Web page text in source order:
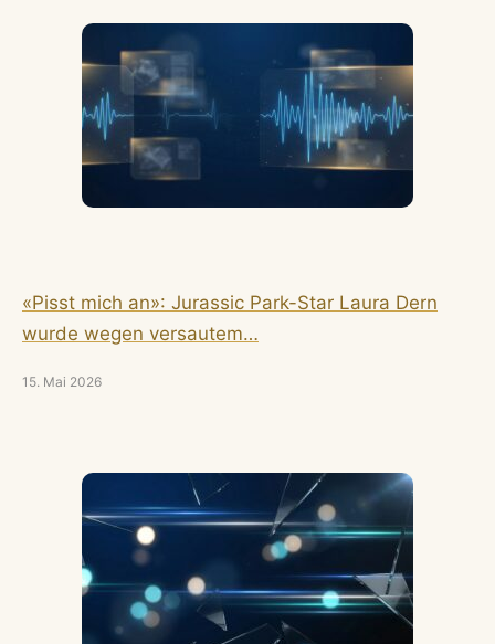
«Pisst mich an»: Jurassic Park-Star Laura Dern
wurde wegen versautem…
15. Mai 2026